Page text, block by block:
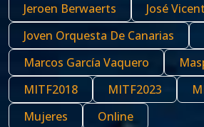
Jeroen Berwaerts
José
Joven Orquesta De Canarias
Marcos García Vaquero
MITF2018
MITF2023
Mujeres
Online